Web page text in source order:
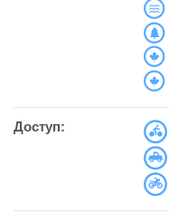
Доступ: